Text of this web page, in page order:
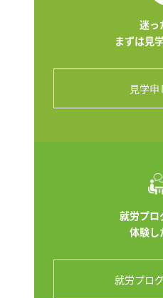
迷っ
まずは見
見学申
就労プロ
体験し
就労プロ